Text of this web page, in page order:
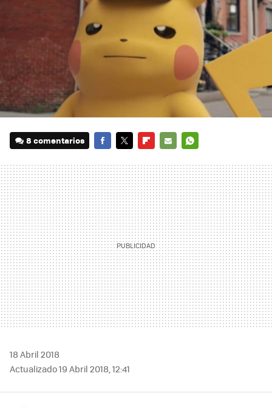
8 comentarios
MAIL
18 Abril 2018
Actualizado 19 Abril 2018, 12:41